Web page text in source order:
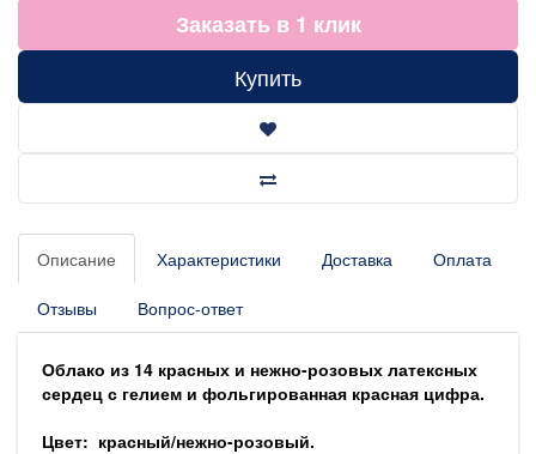
Заказать в 1 клик
Купить
Описание Характеристики Доставка Оплата
Отзывы Вопрос-ответ
Облако из 14 красных и нежно-розовых латексных
сердец с гелием и фольгированная красная цифра.
Цвет: красный/нежно-розовый.